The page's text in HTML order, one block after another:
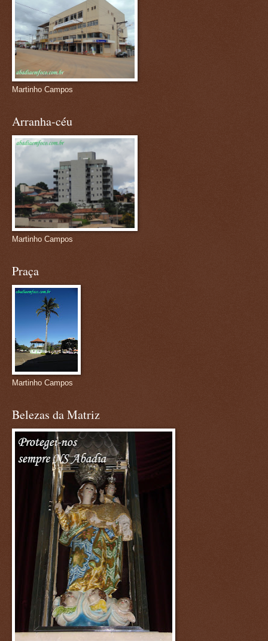
Martinho Campos
Arranha-céu
Martinho Campos
Praça
Martinho Campos
Belezas da Matriz